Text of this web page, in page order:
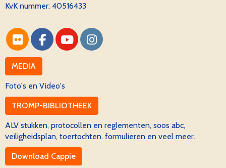
KvK nummer: 40516433
MEDIA
Foto's en Video's
TROMP-BIBLIOTHEEK
ALV stukken, protocollen en reglementen, soos abc,
veiligheidsplan, toertochten. formulieren en veel meer.
Download Cappie